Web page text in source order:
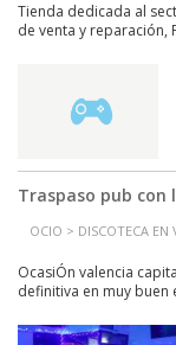
Tienda dedicada al
de venta y reparación,
Traspaso pub con
OCIO > DISCOTECA EN
OcasiÓn valencia
definitiva en muy buen